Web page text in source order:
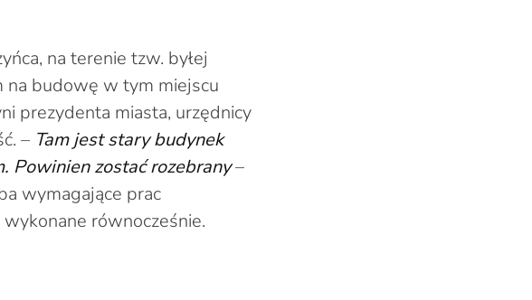
na terenie tzw. byłej
na budowę w tym miejscu
prezydenta miasta, urzędnicy
– Tam jest stary budynek
Powinien zostać rozebrany–
wymagające prac
równocześnie.